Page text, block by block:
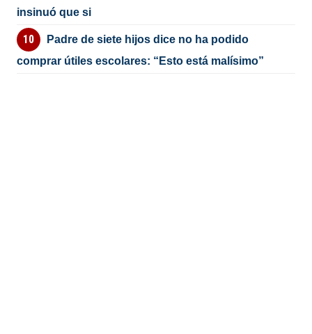
insinuó que si
Padre de siete hijos dice no ha podido
comprar útiles escolares: “Esto está malísimo”